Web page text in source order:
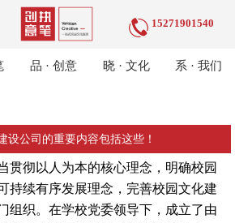
15271901540
品 · 创意 晓 · 文化 系 · 我们
设公司的重要内容包括这些！
贯彻以人为本的核心理念，明确校园
持续有序发展理念，完善校园文化建
组织。在学校党委领导下，成立了由